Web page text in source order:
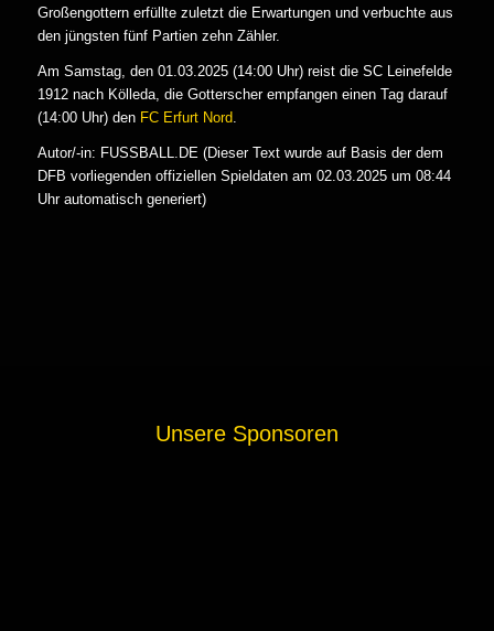
Großengottern erfüllte zuletzt die Erwartungen und verbuchte aus
den jüngsten fünf Partien zehn Zähler.
Am Samstag, den 01.03.2025 (14:00 Uhr) reist die SC Leinefelde
1912 nach Kölleda, die Gotterscher empfangen einen Tag darauf
(14:00 Uhr) den FC Erfurt Nord.
Autor/-in: FUSSBALL.DE (Dieser Text wurde auf Basis der dem
DFB vorliegenden offiziellen Spieldaten am 02.03.2025 um 08:44
Uhr automatisch generiert)
Unsere Sponsoren